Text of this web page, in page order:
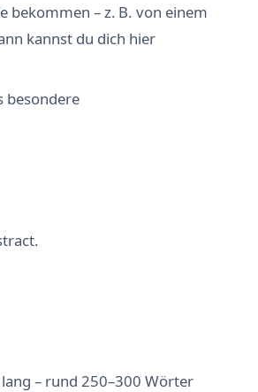
bekommen – z. B. von einem
kannst du dich hier
besondere
– rund 250–300 Wörter